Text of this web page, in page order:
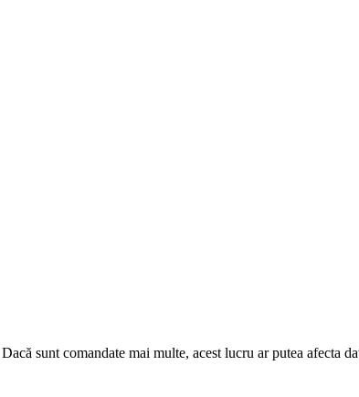
sunt comandate mai multe, acest lucru ar putea afecta